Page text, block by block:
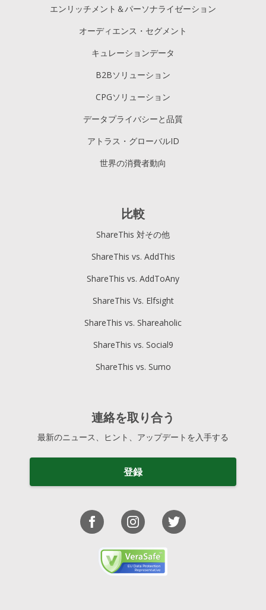
エンリッチメント＆パーソナライゼーション
オーディエンス・セグメント
キュレーションデータ
B2Bソリューション
CPGソリューション
データプライバシーと品質
アトラス・グローバルID
世界の消費者動向
比較
ShareThis 対その他
ShareThis vs. AddThis
ShareThis vs. AddToAny
ShareThis Vs. Elfsight
ShareThis vs. Shareaholic
ShareThis vs. Social9
ShareThis vs. Sumo
連絡を取り合う
最新のニュース、ヒント、アップデートを入手する
登録